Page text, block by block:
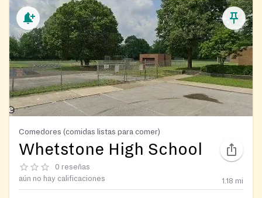
Comedores (comidas listas para comer)
Whetstone High School
0 reseñas
aún no hay calificaciones
1.18 mi